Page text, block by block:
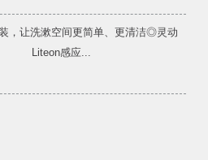
，让洗漱空间更简单、更清洁◎灵动
Liteon感应...